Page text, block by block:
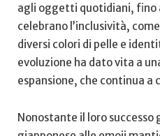
agli​ oggetti quotidiani, ⁢fino⁣
celebrano l’inclusività,
diversi colori di pelle e
evoluzione ha dato ‍vita ‌a
espansione, che continua ‍a
Nonostante il‍ loro⁤ successo